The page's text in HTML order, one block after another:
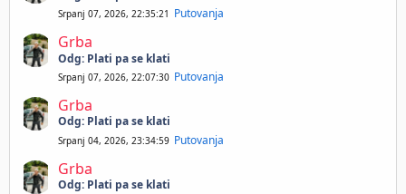
Srpanj 07, 2026, 22:35:21 Putovanja
Grba
Odg: Plati pa se klati
Srpanj 07, 2026, 22:07:30 Putovanja
Grba
Odg: Plati pa se klati
Srpanj 04, 2026, 23:34:59 Putovanja
Grba
Odg: Plati pa se klati